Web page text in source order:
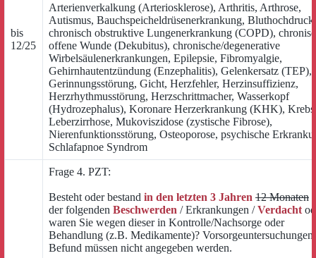
bis
12/25
Arterienverkalkung (Arteriosklerose), Arthritis, Arthrose,
Autismus, Bauchspeicheldrüsenerkrankung, Bluthochdruck,
chronisch obstruktive Lungenerkrankung (COPD),
offene Wunde (Dekubitus), chronische/degenerative
Wirbelsäulenerkrankungen, Epilepsie, Fibromyalgie,
Gehirnhautentzündung (Enzephalitis), Gelenkersatz (TEP),
Gerinnungsstörung, Gicht, Herzfehler, Herzinsuffizienz,
Herzrhythmusstörung, Herzschrittmacher, Wasserkopf
(Hydrozephalus), Koronare Herzerkrankung (KHK),
Leberzirrhose, Mukoviszidose (zystische Fibrose),
Nierenfunktionsstörung, Osteoporose, psychische
Schlafapnoe Syndrom
Frage 4. PZT:
Besteht oder bestand in den letzten 3 Jahren 12 Monaten
der folgenden Beschwerden / Erkrankungen /Verdacht
waren Sie wegen dieser in Kontrolle/Nachsorge oder
Behandlung (z.B. Medikamente)? Vorsorgeuntersuchungen
Befund müssen nicht angegeben werden.